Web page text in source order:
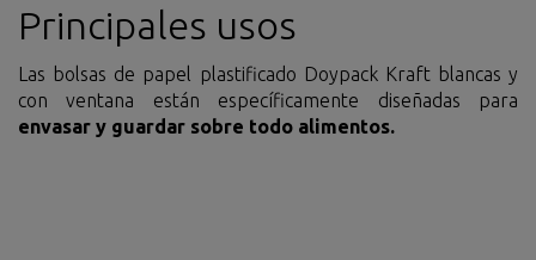
Principales usos
Las bolsas de papel plastificado Doypack Kraft blancas y
con ventana están específicamente diseñadas para
envasar y guardar sobre todo alimentos.